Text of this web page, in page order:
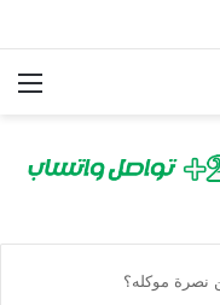
نصرة موكله؟